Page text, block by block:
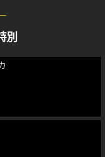
別